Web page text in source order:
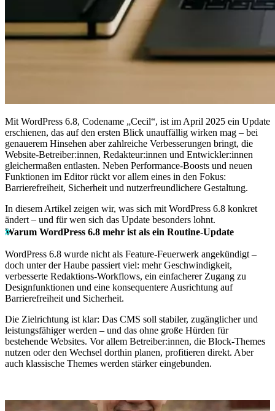
Mit WordPress 6.8, Codename „Cecil“, ist im April 2025 ein Update
erschienen, das auf den ersten Blick unauffällig wirken mag – bei
genauerem Hinsehen aber zahlreiche Verbesserungen bringt, die
Website-Betreiber:innen, Redakteur:innen und Entwickler:innen
gleichermaßen entlasten. Neben Performance-Boosts und neuen
Funktionen im Editor rückt vor allem eines in den Fokus:
Barrierefreiheit, Sicherheit und nutzerfreundlichere Gestaltung.
In diesem Artikel zeigen wir, was sich mit WordPress 6.8 konkret
ändert – und für wen sich das Update besonders lohnt.
Warum WordPress 6.8 mehr ist als ein Routine-Update
WordPress 6.8 wurde nicht als Feature-Feuerwerk angekündigt –
doch unter der Haube passiert viel: mehr Geschwindigkeit,
verbesserte Redaktions-Workflows, ein einfacherer Zugang zu
Designfunktionen und eine konsequentere Ausrichtung auf
Barrierefreiheit und Sicherheit.
Die Zielrichtung ist klar: Das CMS soll stabiler, zugänglicher und
leistungsfähiger werden – und das ohne große Hürden für
bestehende Websites. Vor allem Betreiber:innen, die Block-Themes
nutzen oder den Wechsel dorthin planen, profitieren direkt. Aber
auch klassische Themes werden stärker eingebunden.